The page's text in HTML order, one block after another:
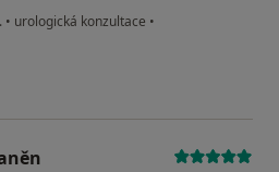
• urologická konzultace •